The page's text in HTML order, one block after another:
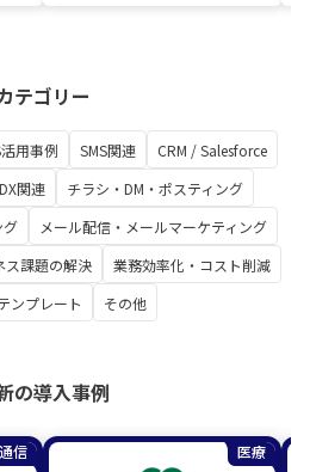
テゴリー
用事例 SMS関連
CRM / Salesforce
DX関連
チラシ・DM・ポスティング
グ
メール配信・メールマーケティング
ス課題の解決
業務効率化・コスト削減
ンプレート
その他
の導入事例
通信 医療